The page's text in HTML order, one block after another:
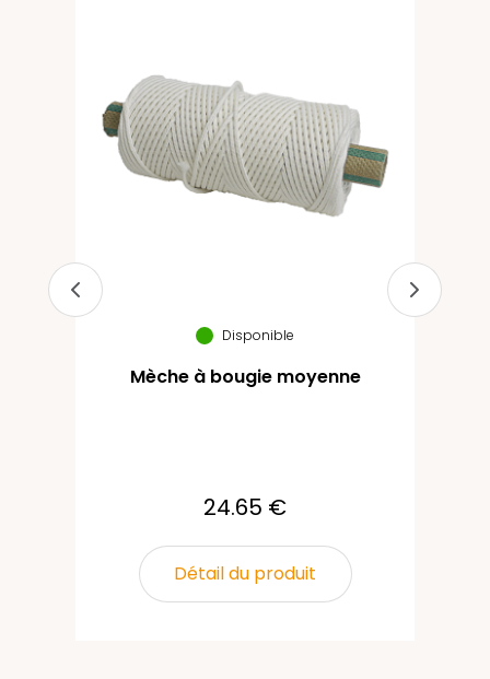
Disponible
Mèche à bougie moyenne
24.65 €
Détail du produit